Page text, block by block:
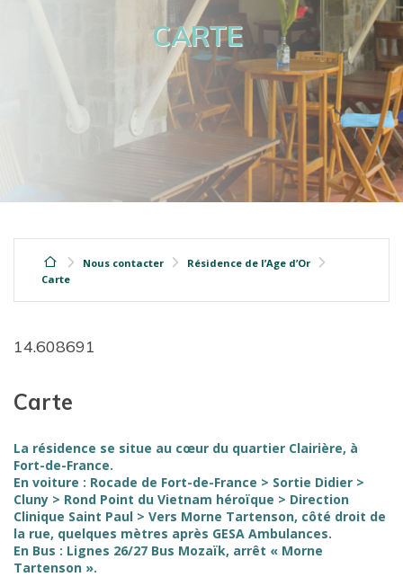
CARTE
Nous contacter
Résidence de l’Age d’Or
Carte
14.608691
Carte
La résidence se situe au cœur du quartier Clairière, à
Fort-de-France.
En voiture : Rocade de Fort-de-France > Sortie Didier >
Cluny > Rond Point du Vietnam héroïque > Direction
Clinique Saint Paul > Vers Morne Tartenson, côté droit de
la rue, quelques mètres après GESA Ambulances.
En Bus : Lignes 26/27 Bus Mozaïk, arrêt « Morne
Tartenson ».